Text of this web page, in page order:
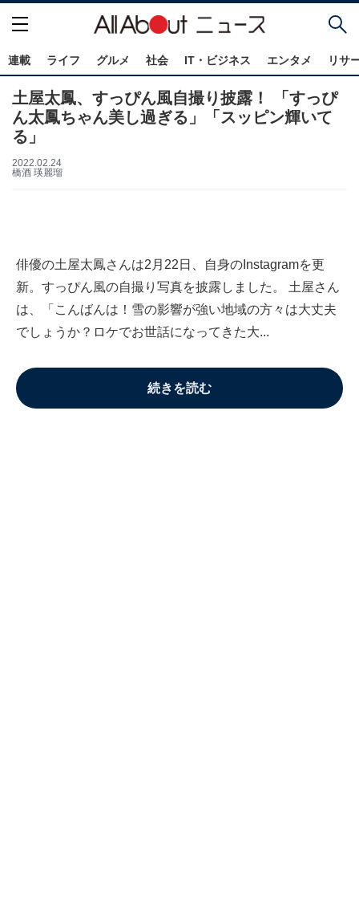
連載 ライフ グルメ 社会 IT・ビジネス エンタメ リサ
土屋太鳳、すっぴん風自撮り披露！ 「すっぴ
ん太鳳ちゃん美し過ぎる」「スッピン輝いて
る」
2022.02.24
橋酒 瑛麗瑠
俳優の土屋太鳳さんは2月22日、自身のInstagramを更
新。すっぴん風の自撮り写真を披露しました。 土屋さん
は、「こんばんは！雪の影響が強い地域の方々は大丈夫
でしょうか？ロケでお世話になってきた大...
続きを読む